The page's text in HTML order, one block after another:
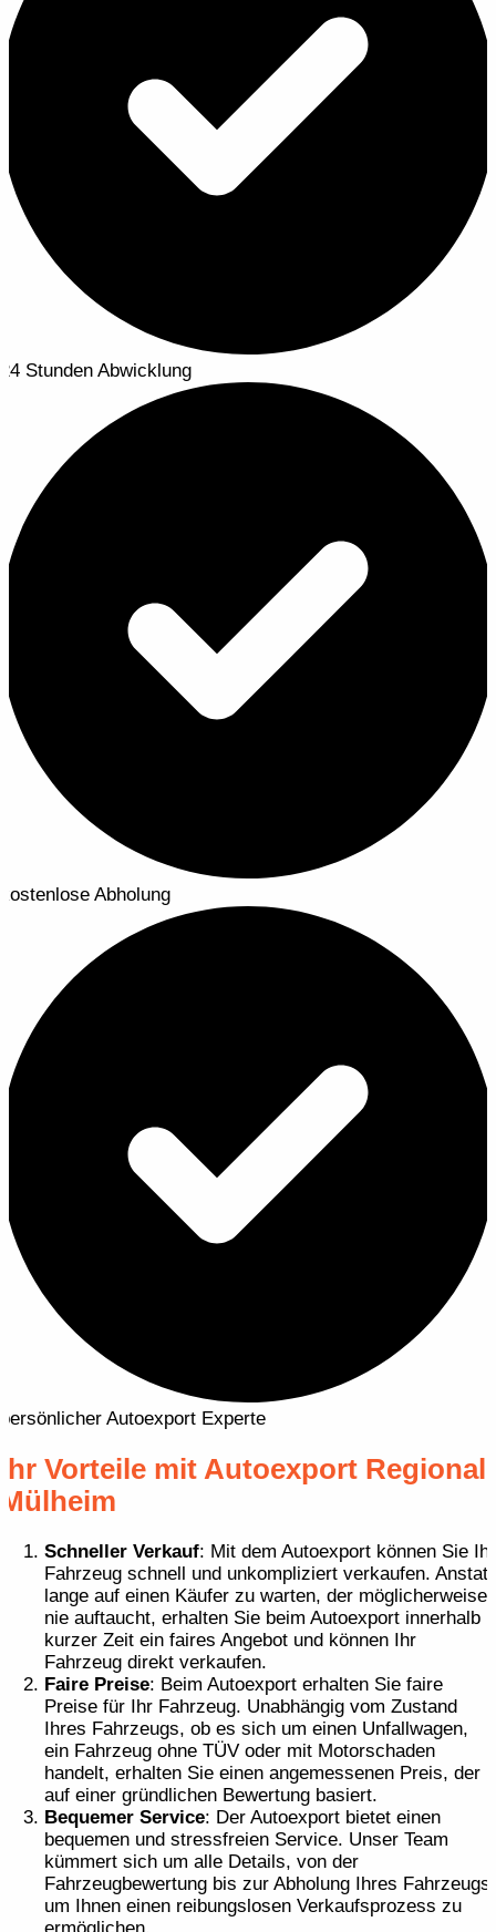
24 Stunden Abwicklung
kostenlose Abholung
persönlicher Autoexport Experte
Ihr Vorteile mit Autoexport Regional
Mülheim
Schneller Verkauf: Mit dem Autoexport können Sie Ihr
Fahrzeug schnell und unkompliziert verkaufen. Anstatt
lange auf einen Käufer zu warten, der möglicherweise
nie auftaucht, erhalten Sie beim Autoexport innerhalb
kurzer Zeit ein faires Angebot und können Ihr
Fahrzeug direkt verkaufen.
Faire Preise: Beim Autoexport erhalten Sie faire
Preise für Ihr Fahrzeug. Unabhängig vom Zustand
Ihres Fahrzeugs, ob es sich um einen Unfallwagen,
ein Fahrzeug ohne TÜV oder mit Motorschaden
handelt, erhalten Sie einen angemessenen Preis, der
auf einer gründlichen Bewertung basiert.
Bequemer Service: Der Autoexport bietet einen
bequemen und stressfreien Service. Unser Team
kümmert sich um alle Details, von der
Fahrzeugbewertung bis zur Abholung Ihres Fahrzeugs,
um Ihnen einen reibungslosen Verkaufsprozess zu